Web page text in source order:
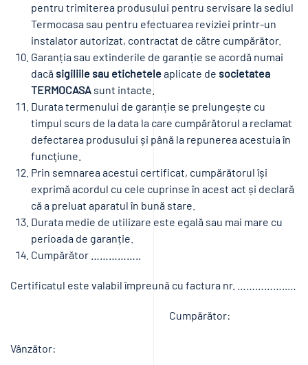
pentru trimiterea produsului pentru servisare la sediul
Termocasa sau pentru efectuarea reviziei printr-un
instalator autorizat, contractat de către cumpărător.
Garanția sau extinderile de garanție se acordă numai
dacă sigiliile sau eticheteleaplicate de societatea
TERMOCASA sunt intacte.
Durata termenului de garanție se prelungește cu
timpul scurs de la data la care cumpărătorul a reclamat
defectarea produsului și până la repunerea acestuia în
funcţiune.
Prin semnarea acestui certificat, cumpărătorul își
exprimă acordul cu cele cuprinse în acest act și declară
că a preluat aparatul în bună stare.
Durata medie de utilizare este egală sau mai mare cu
perioada de garanție.
Cumpărător ……………..
Certificatul este valabil împreună cu factura nr. ……………..…
Cumpărător:
Vânzător: